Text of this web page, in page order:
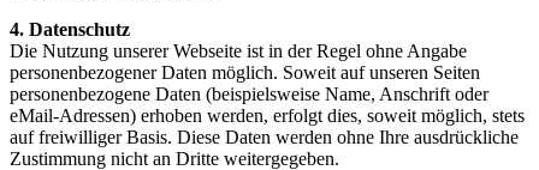
4. Datenschutz
Die Nutzung unserer Webseite ist in der Regel ohne Angabe
personenbezogener Daten möglich. Soweit auf unseren Seiten
personenbezogene Daten (beispielsweise Name, Anschrift oder
eMail-Adressen) erhoben werden, erfolgt dies, soweit möglich, stets
auf freiwilliger Basis. Diese Daten werden ohne Ihre ausdrückliche
Zustimmung nicht an Dritte weitergegeben.